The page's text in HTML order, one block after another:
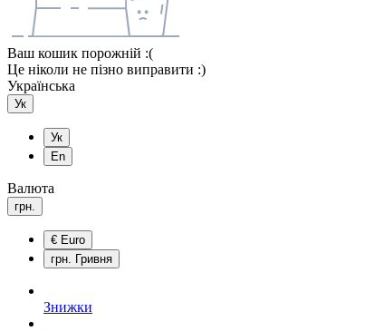
Ваш кошик порожній :(
Це ніколи не пізно виправити :)
Українська
Ук
Ук
En
Валюта
грн.
€ Euro
грн. Гривня
Знижки